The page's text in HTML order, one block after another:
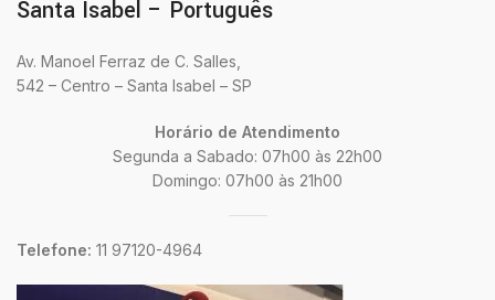
Santa Isabel – Português
Av. Manoel Ferraz de C. Salles,
542 – Centro – Santa Isabel – SP
Horário de Atendimento
Segunda a Sabado: 07h00 às 22h00
Domingo: 07h00 às 21h00
Telefone: 11 97120-4964